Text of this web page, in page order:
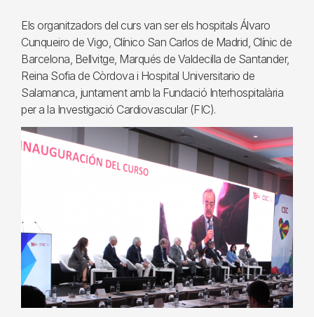
Els organitzadors del curs van ser els hospitals Álvaro
Cunqueiro de Vigo, Clínico San Carlos de Madrid, Clínic de
Barcelona, Bellvitge, Marqués de Valdecilla de Santander,
Reina Sofia de Còrdova i Hospital Universitario de
Salamanca, juntament amb la Fundació Interhospitalària
per a la Investigació Cardiovascular (FIC).